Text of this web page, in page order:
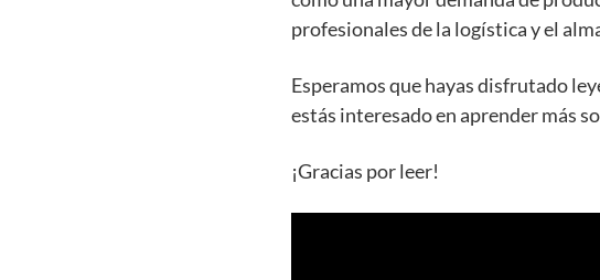
profesionales de la logística y el
Esperamos que hayas disfrutado
estás interesado en aprender más
¡Gracias por leer!